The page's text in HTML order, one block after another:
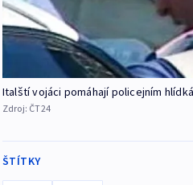
Italští vojáci pomáhají policejním
Zdroj: ČT24
ŠTÍTKY